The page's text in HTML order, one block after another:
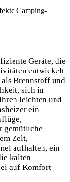
Geräte, die
entwickelt
als Brennstoff und
sich in
leichten und
ein
gemütliche
Zelt,
aufhalten, ein
kalten
auf Komfort